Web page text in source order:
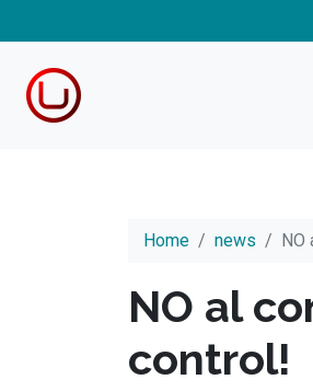
Home news NO
NO al
control!